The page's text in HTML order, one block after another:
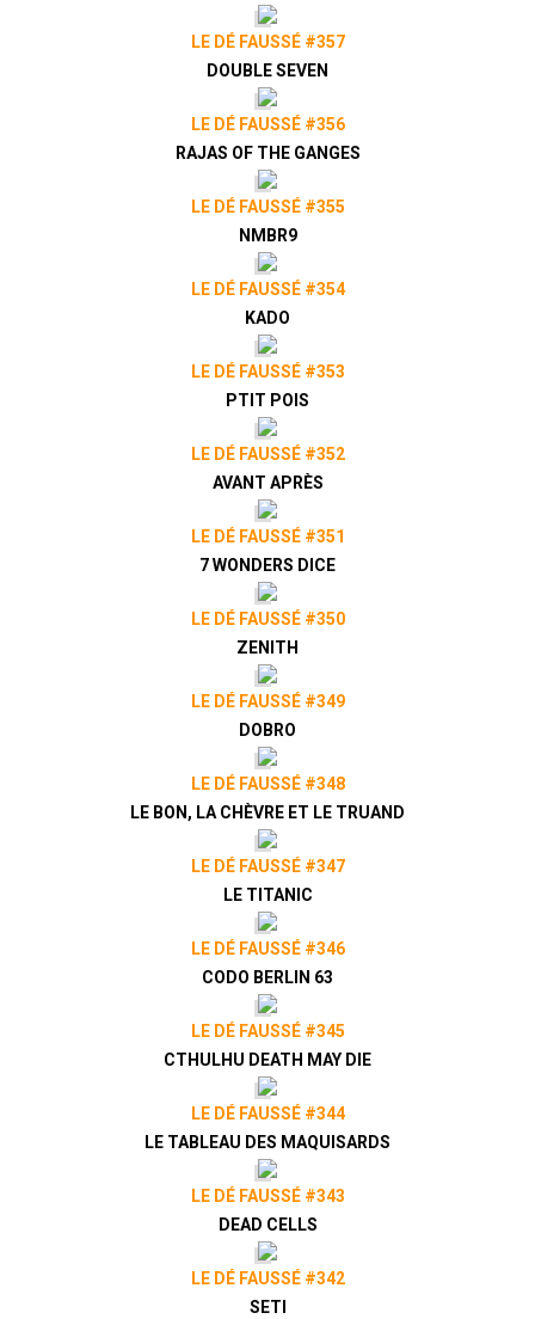
LE DÉ FAUSSÉ #357
DOUBLE SEVEN
LE DÉ FAUSSÉ #356
RAJAS OF THE GANGES
LE DÉ FAUSSÉ #355
NMBR9
LE DÉ FAUSSÉ #354
KADO
LE DÉ FAUSSÉ #353
PTIT POIS
LE DÉ FAUSSÉ #352
AVANT APRÈS
LE DÉ FAUSSÉ #351
7 WONDERS DICE
LE DÉ FAUSSÉ #350
ZENITH
LE DÉ FAUSSÉ #349
DOBRO
LE DÉ FAUSSÉ #348
LE BON, LA CHÈVRE ET LE TRUAND
LE DÉ FAUSSÉ #347
LE TITANIC
LE DÉ FAUSSÉ #346
CODO BERLIN 63
LE DÉ FAUSSÉ #345
CTHULHU DEATH MAY DIE
LE DÉ FAUSSÉ #344
LE TABLEAU DES MAQUISARDS
LE DÉ FAUSSÉ #343
DEAD CELLS
LE DÉ FAUSSÉ #342
SETI